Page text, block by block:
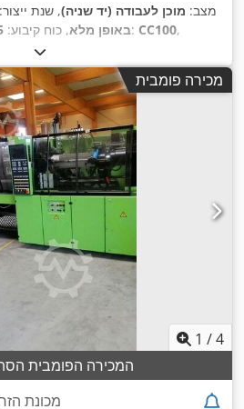
מצב: מוכן לעבודה (יד שניה), שנת ייצור:
באופן מלא, כוח קיבוע: , דגם בקר: CC100,
מכירה פומבית
1 /4
המכירה הפומבית
מכונת